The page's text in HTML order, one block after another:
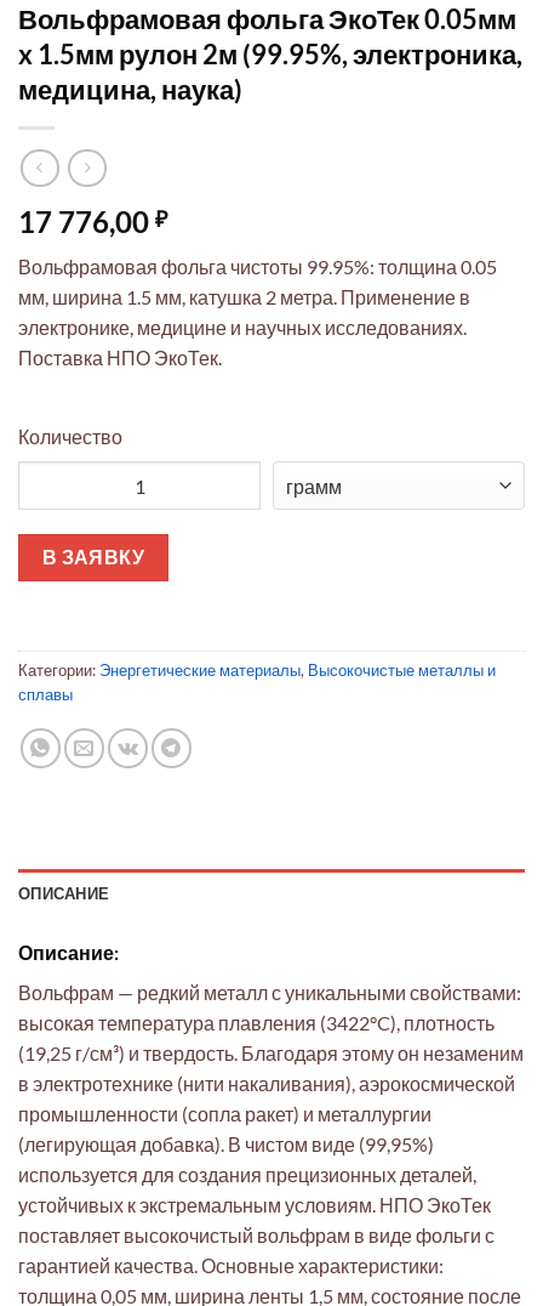
Вольфрамовая фольга ЭкоТек 0.05мм
x 1.5мм рулон 2м (99.95%, электроника,
медицина, наука)
17 776,00 ₽
Вольфрамовая фольга чистоты 99.95%: толщина 0.05
мм, ширина 1.5 мм, катушка 2 метра. Применение в
электронике, медицине и научных исследованиях.
Поставка НПО ЭкоТек.
Количество
В ЗАЯВКУ
Категории: Энергетические материалы, Высокочистые металлы и
сплавы
ОПИСАНИЕ
Описание:
Вольфрам — редкий металл с уникальными свойствами:
высокая температура плавления (3422°C), плотность
(19,25 г/см³) и твердость. Благодаря этому он незаменим
в электротехнике (нити накаливания), аэрокосмической
промышленности (сопла ракет) и металлургии
(легирующая добавка). В чистом виде (99,95%)
используется для создания прецизионных деталей,
устойчивых к экстремальным условиям. НПО ЭкоТек
поставляет высокочистый вольфрам в виде фольги с
гарантией качества. Основные характеристики:
толщина 0,05 мм, ширина ленты 1,5 мм, состояние после